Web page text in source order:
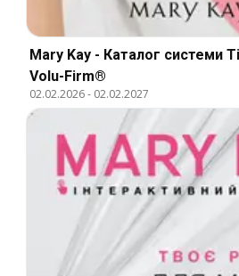
Mary Kay - Каталог системи
Volu-Firm®
02.02.2026- 02.02.2027